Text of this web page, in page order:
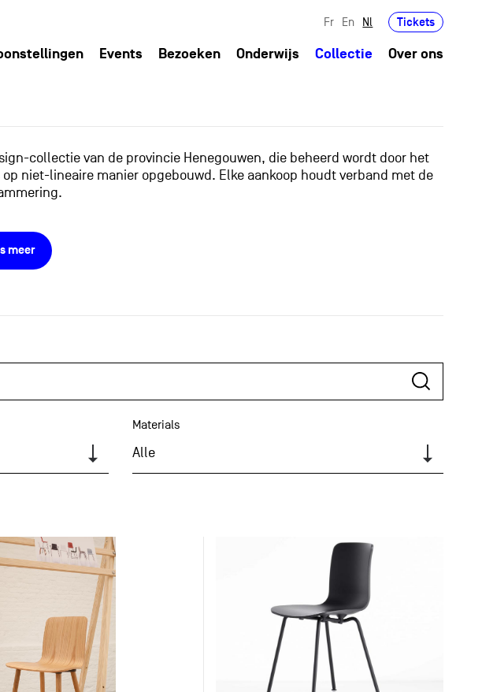
Fr En Nl Tickets
Events Bezoeken Onderwijs Collectie Over ons
collectie van de provincie Henegouwen, die beheerd wordt door het
op niet-lineaire manier opgebouwd. Elke aankoop houdt verband met de
meer
Materials
Alle